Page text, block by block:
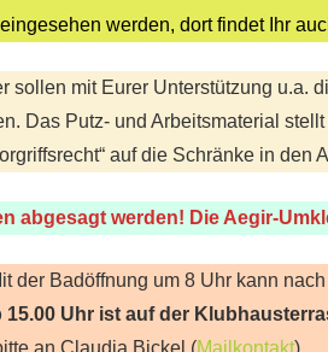
eingesehen werden, dort findet Ihr
sollen mit Eurer Unterstützung u.a.
Das Putz- und Arbeitsmaterial
auf die Schränke in den
abgesagt werden! Die Aegir-
der Badöffnung um 8 Uhr kann
15.00 Uhr ist auf der
an Claudia Bickel (Mailkontakt).